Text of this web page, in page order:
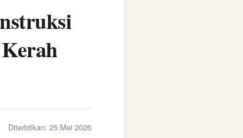
Diterbitkan: 25 Mei 2026